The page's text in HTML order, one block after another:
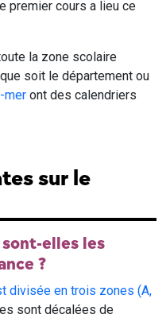
premier cours a lieu ce
la zone scolaire
soit le département ou
mer ont des calendriers
sur le
sont-elles les
?
divisée en trois zones (A,
sont décalées de